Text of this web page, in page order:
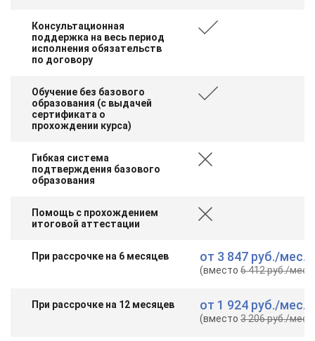
Консультационная
поддержка на весь период
исполнения обязательств
по договору
Обучение без базового
образования (с выдачей
сертификата о
прохождении курса)
Гибкая система
подтверждения базового
образования
Помощь с прохождением
итоговой аттестации
При рассрочке на 6 месяцев от 3 847 руб./мес.
(вместо6 412 руб./мес.
При рассрочке на 12 месяцев от 1 924 руб./мес.
(вместо3 206 руб./мес.